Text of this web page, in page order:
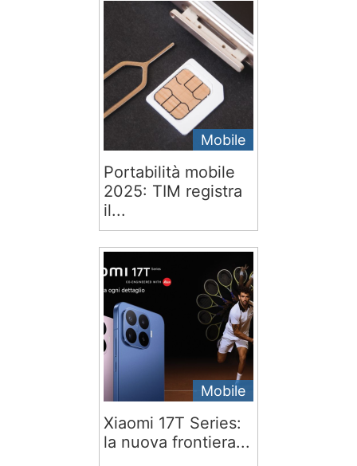
Mobile
Portabilità mobile
2025: TIM registra
il...
Mobile
Xiaomi 17T Series:
la nuova frontiera...